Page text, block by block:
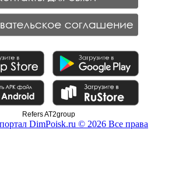
Refers AT2group
DimPoisk.ru © 2026 Все права